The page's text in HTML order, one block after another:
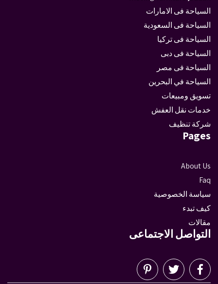
السياحة فى الامارات
السياحة فى السعودية
السياحة فى تركيا
السياحة فى دبى
السياحة فى مصر
السياحة في البحرين
تسويق ومبيعات
خدمات نقل العفش
شركة تنظيف
Pages
About Us
Faq
سياسة الخصوصية
كيف تبدء
مقالات
التواصل الاجتماعى